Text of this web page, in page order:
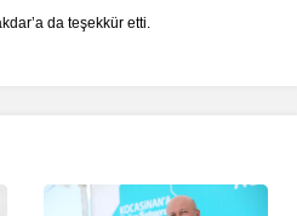
da teşekkür etti.